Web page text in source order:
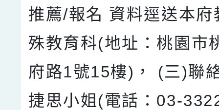
推薦/報名 資料逕送本府
殊教育科(地址：桃園市
府路1號15樓)， (三)聯
捷思小姐(電話：03-